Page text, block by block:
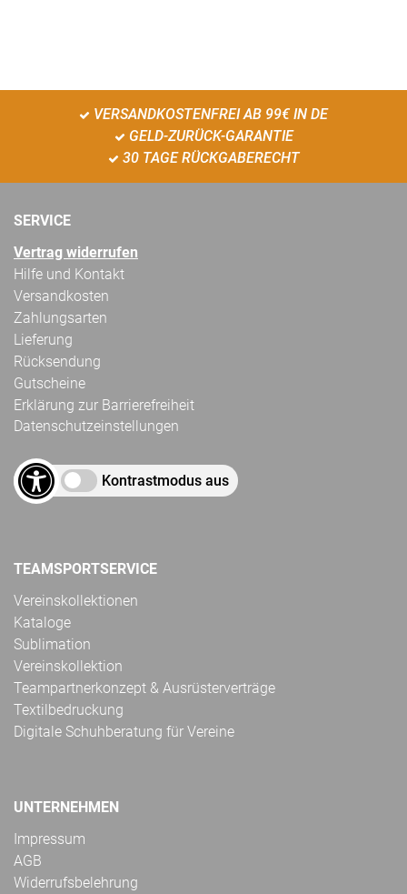
VERSANDKOSTENFREI AB 99€ IN DE
GELD-ZURÜCK-GARANTIE
30 TAGE RÜCKGABERECHT
SERVICE
Vertrag widerrufen
Hilfe und Kontakt
Versandkosten
Zahlungsarten
Lieferung
Rücksendung
Gutscheine
Erklärung zur Barrierefreiheit
Datenschutzeinstellungen
Kontrastmodus aus
TEAMSPORTSERVICE
Vereinskollektionen
Kataloge
Sublimation
Vereinskollektion
Teampartnerkonzept & Ausrüsterverträge
Textilbedruckung
Digitale Schuhberatung für Vereine
UNTERNEHMEN
Impressum
AGB
Widerrufsbelehrung